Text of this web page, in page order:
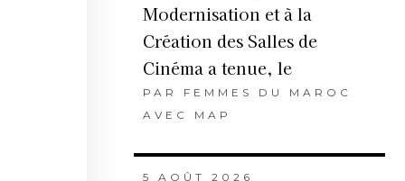
Modernisation et à la
Création des Salles de
Cinéma a tenue, le
PAR FEMMES DU MAROC
AVEC MAP
5 AOÛT 2026